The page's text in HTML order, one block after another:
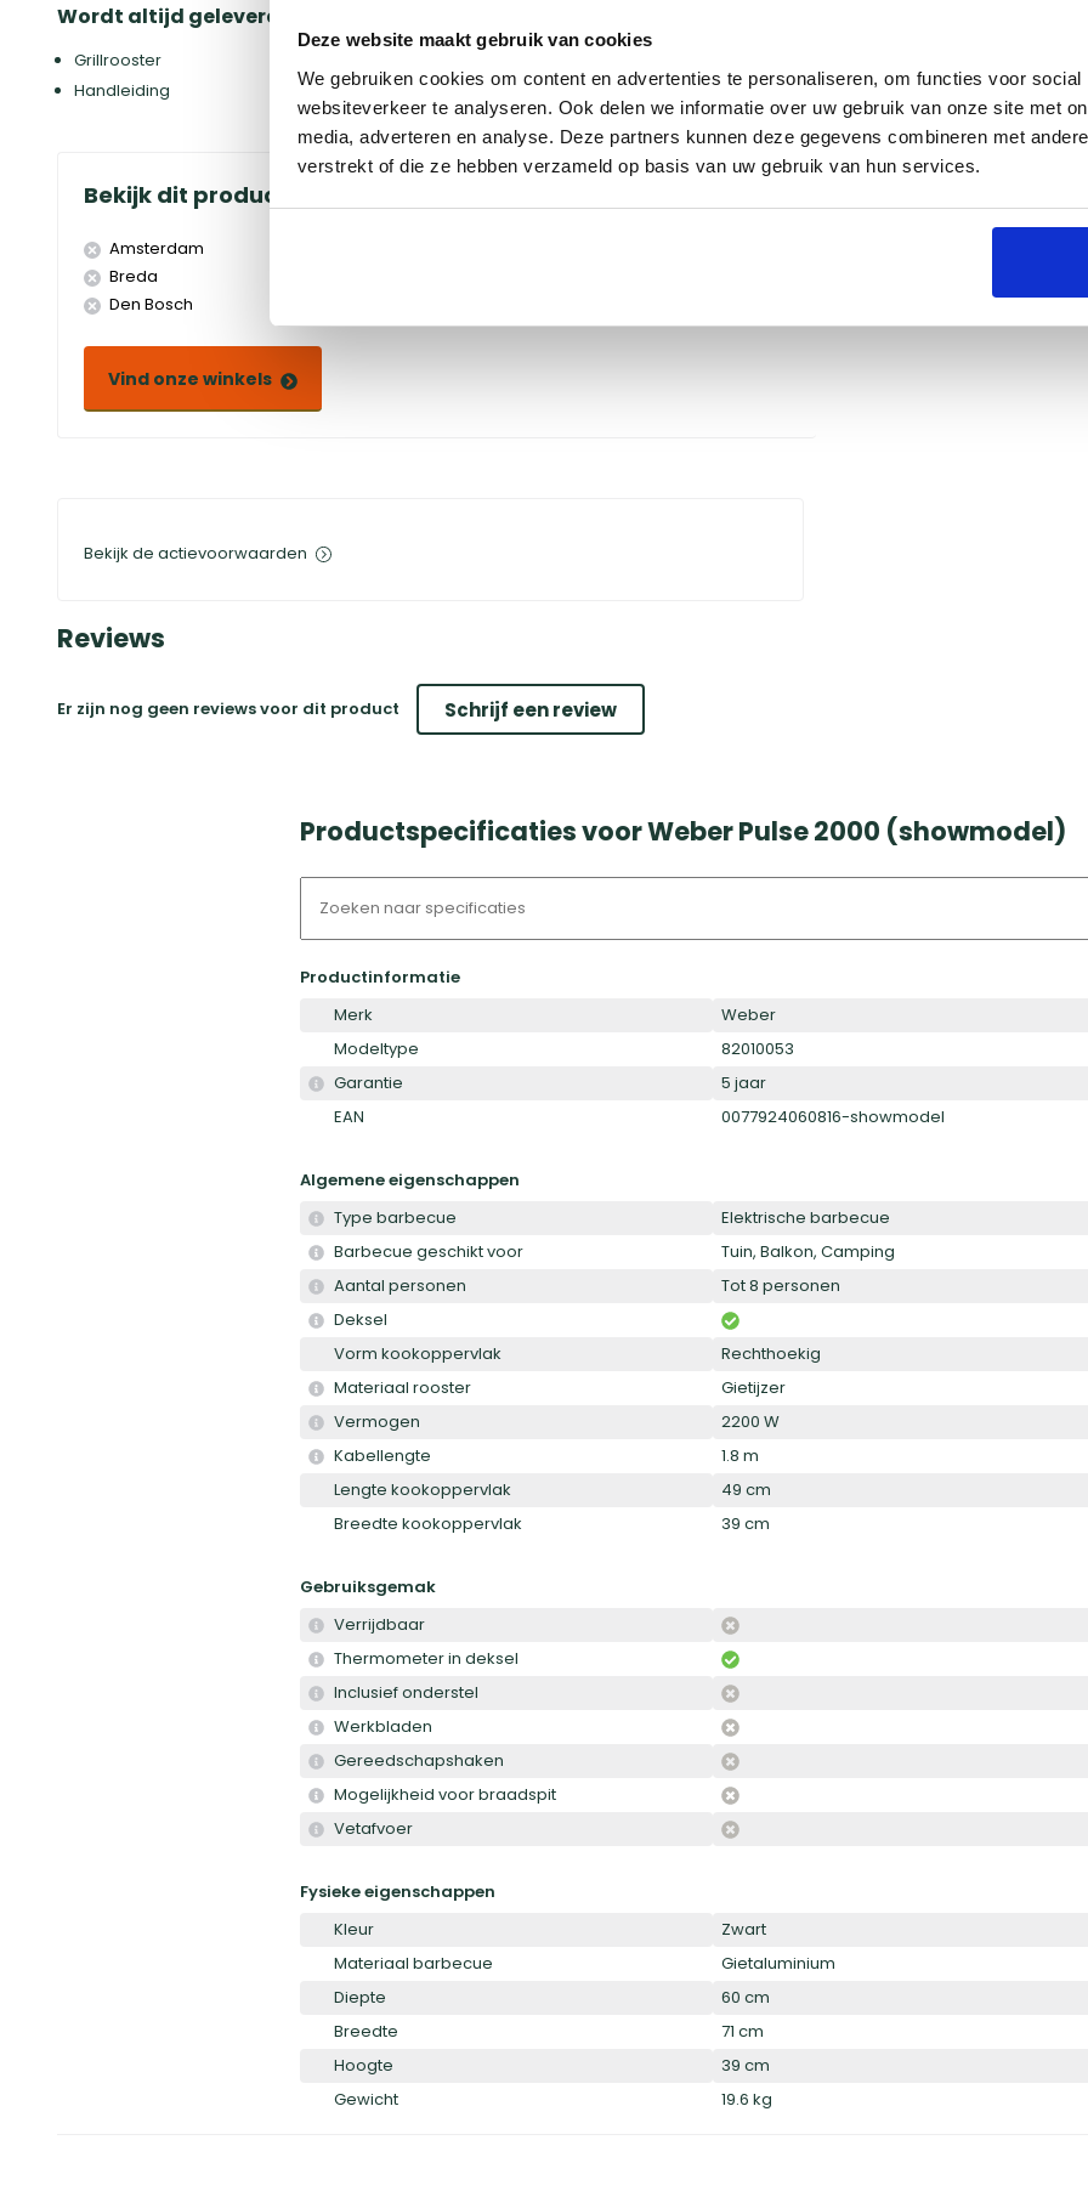
Deze website maakt gebruik van cookies
We gebruiken cookies om content en advertenties te personaliseren, om functies voor
websiteverkeer te analyseren. Ook delen we informatie over uw gebruik van onze site met
media, adverteren en analyse. Deze partners kunnen deze gegevens combineren met
verstrekt of die ze hebben verzameld op basis van uw gebruik van hun services.
Wordt altijd geleverd met:
Grillrooster
Handleiding
Bekijk dit product in onze winkels
Amsterdam
Breda
Den Bosch
Vind onze winkels
Bekijk de actievoorwaarden
Reviews
Er zijn nog geen reviews voor dit product Schrijf een review
Productspecificaties voor Weber Pulse 2000 (showmodel)
Productinformatie
Merk
Weber
Modeltype
82010053
Garantie
5 jaar
EAN
0077924060816-showmodel
Algemene eigenschappen
Type barbecue
Elektrische barbecue
Barbecue geschikt voor
Tuin, Balkon, Camping
Aantal personen
Tot 8 personen
Deksel
Vorm kookoppervlak
Rechthoekig
Materiaal rooster
Gietijzer
Vermogen
2200 W
Kabellengte
1.8 m
Lengte kookoppervlak
49 cm
Breedte kookoppervlak
39 cm
Gebruiksgemak
Verrijdbaar
Thermometer in deksel
Inclusief onderstel
Werkbladen
Gereedschapshaken
Mogelijkheid voor braadspit
Vetafvoer
Fysieke eigenschappen
Kleur
Zwart
Materiaal barbecue
Gietaluminium
Diepte
60 cm
Breedte
71 cm
Hoogte
39 cm
Gewicht
19.6 kg